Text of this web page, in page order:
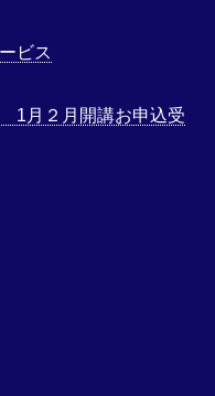
ビス
1月２月開講お申込受